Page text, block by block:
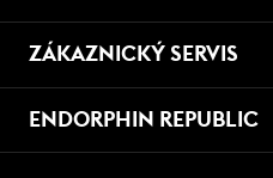
ZÁKAZNICKÝ SERVIS
ENDORPHIN REPUBLIC